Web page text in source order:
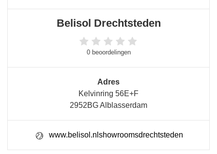
Belisol Drechtsteden
0 beoordelingen
Adres
Kelvinring 56E+F
2952BG Alblasserdam
www.belisol.nlshowroomsdrechtsteden